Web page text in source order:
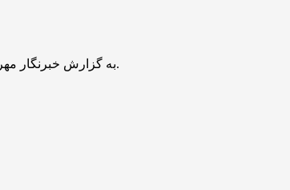
به گزارش خبرنگار مهر، سلسله جلسات تفسیر قرآن کریم، قرائت دعای کمیل و بیان احکام پنجشنبه ۱۳ شهریور در حرم حضرت عبدالعظیم حسنی علیه السلام برگزار می‌شود.